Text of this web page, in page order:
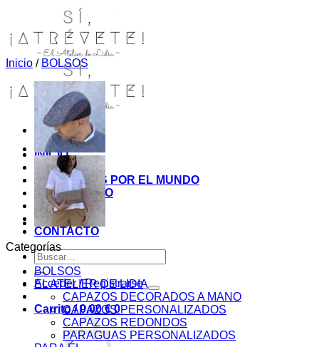
INICIO
TIENDA
MIS COSITAS POR EL MUNDO
EL COMIENZO
BLOG
PAGOS
CONTACTO
Buscar
por:
Acceder / Registrarse
Carrito /0,00€ 0
Inicio / BOLSOS
Categorías
BOLSOS
EL ATELIER DE LIDIA
CAPAZOS DECORADOS A MANO
CAPAZOS PERSONALIZADOS
CAPAZOS REDONDOS
PARAGUAS PERSONALIZADOS